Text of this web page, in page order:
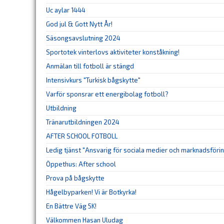
Uc aylar 1444
God jul & Gott Nytt År!
Säsongsavslutning 2024
Sportotek vinterlovs aktiviteter konståkning!
Anmälan till fotboll är stängd
Intensivkurs "Turkisk bågskytte"
Varför sponsrar ett energibolag fotboll?
Utbildning
Tränarutbildningen 2024
AFTER SCHOOL FOTBOLL
Ledig tjänst "Ansvarig för sociala medier och
Öppethus: After school
Prova på bågskytte
Hågelbyparken! Vi är Botkyrka!
En Bättre Väg 5K!
Välkommen Hasan Uludag